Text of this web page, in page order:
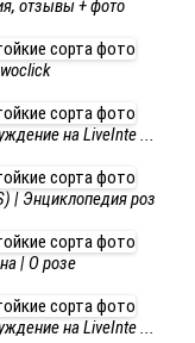
отзывы + фото
на LiveInte ...
| Энциклопедия роз
| О розе
на LiveInte ...